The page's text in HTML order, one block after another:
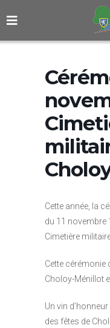
Cette année, la
du 11 novembre
Cimetière
Cette
Choloy-Ménillot
Un vin
des fêtes de